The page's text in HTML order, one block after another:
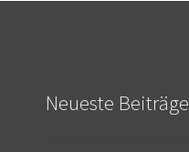
Neueste Beiträge